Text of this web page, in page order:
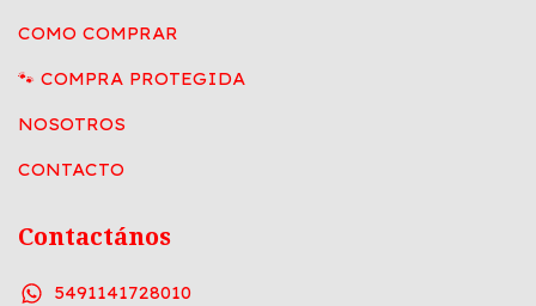
COMO COMPRAR
🐾 COMPRA PROTEGIDA
NOSOTROS
CONTACTO
Contactános
5491141728010